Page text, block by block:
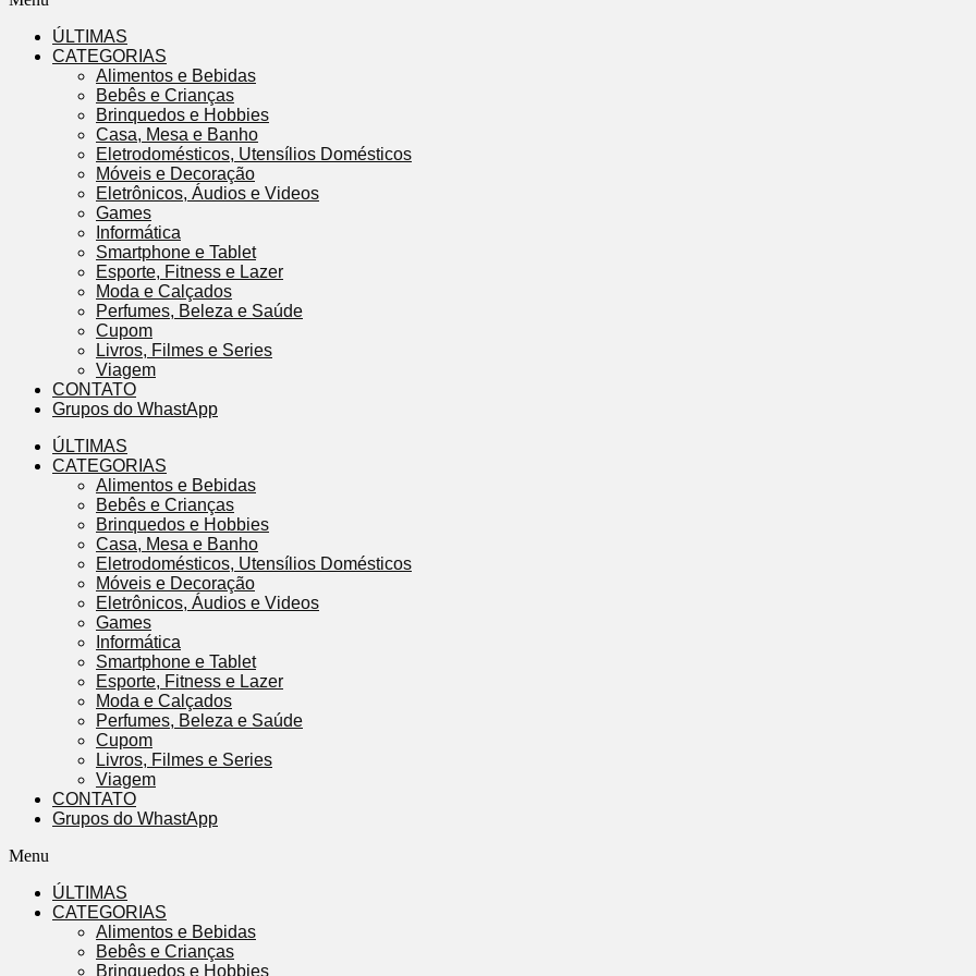
ÚLTIMAS
CATEGORIAS
Alimentos e Bebidas
Bebês e Crianças
Brinquedos e Hobbies
Casa, Mesa e Banho
Eletrodomésticos, Utensílios Domésticos
Móveis e Decoração
Eletrônicos, Áudios e Videos
Games
Informática
Smartphone e Tablet
Esporte, Fitness e Lazer
Moda e Calçados
Perfumes, Beleza e Saúde
Cupom
Livros, Filmes e Series
Viagem
CONTATO
Grupos do WhastApp
ÚLTIMAS
CATEGORIAS
Alimentos e Bebidas
Bebês e Crianças
Brinquedos e Hobbies
Casa, Mesa e Banho
Eletrodomésticos, Utensílios Domésticos
Móveis e Decoração
Eletrônicos, Áudios e Videos
Games
Informática
Smartphone e Tablet
Esporte, Fitness e Lazer
Moda e Calçados
Perfumes, Beleza e Saúde
Cupom
Livros, Filmes e Series
Viagem
CONTATO
Grupos do WhastApp
Menu
ÚLTIMAS
CATEGORIAS
Alimentos e Bebidas
Bebês e Crianças
Brinquedos e Hobbies